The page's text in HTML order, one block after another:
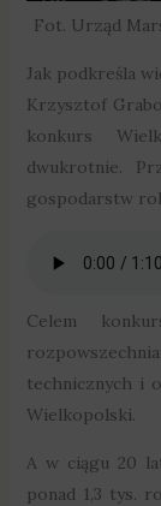
Fot. Urząd
Jak podkreśla
Krzysztof
konkurs
dwukrotnie.
gospodarstw
Celem
technicznych i
Wielkopolski.
A w ciągu 20
ponad 1,3 tys.